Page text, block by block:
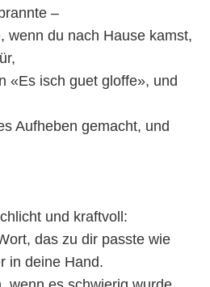
–
wenn du nach Hause kamst,
«Es isch guet gloffe», und
Aufheben gemacht, und
und kraftvoll:
das zu dir passte wie
in deine Hand.